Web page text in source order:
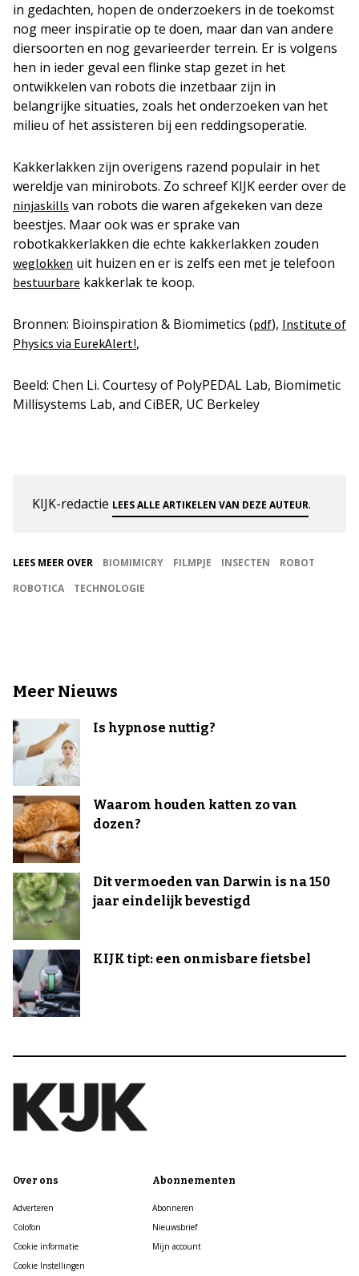
in gedachten, hopen de onderzoekers in de toekomst
nog meer inspiratie op te doen, maar dan van andere
diersoorten en nog gevarieerder terrein. Er is volgens
hen in ieder geval een flinke stap gezet in het
ontwikkelen van robots die inzetbaar zijn in
belangrijke situaties, zoals het onderzoeken van het
milieu of het assisteren bij een reddingsoperatie.
Kakkerlakken zijn overigens razend populair in het
wereldje van minirobots. Zo schreef KIJK eerder over de
ninjaskills van robots die waren afgekeken van deze
beestjes. Maar ook was er sprake van
robotkakkerlakken die echte kakkerlakken zouden
weglokken uit huizen en er is zelfs een met je telefoon
bestuurbare kakkerlak te koop.
Bronnen: Bioinspiration & Biomimetics (pdf), Institute of
Physics via EurekAlert!,
Beeld: Chen Li. Courtesy of PolyPEDAL Lab, Biomimetic
Millisystems Lab, and CiBER, UC Berkeley
KIJK-redactie LEES ALLE ARTIKELEN VAN DEZE AUTEUR.
LEES MEER OVER BIOMIMICRY FILMPJE INSECTEN
ROBOT
ROBOTICA
TECHNOLOGIE
Meer Nieuws
Is hypnose nuttig?
Waarom houden katten zo van
dozen?
Dit vermoeden van Darwin is na 150
jaar eindelijk bevestigd
KIJK tipt: een onmisbare fietsbel
Over ons
Adverteren
Colofon
Cookie informatie
Cookie Instellingen
Abonnementen
Abonneren
Nieuwsbrief
Mijn account